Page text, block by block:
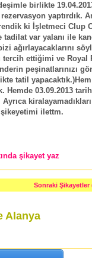
birlikte
yaptırdık.
ki İşletmeci Clup
tadilat var yalanı ile
ağırlayacaklarını
tercih ettiğimi ve
peşinatlarınızı
tatil
Hemde 03.09.2013
ilettm.
şikayet yaz
Sonraki Şikayetler
Alanya